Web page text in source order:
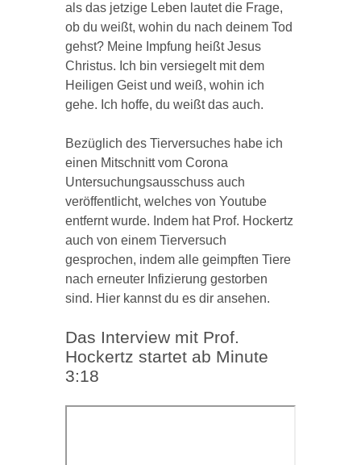
als das jetzige Leben lautet die Frage,
ob du weißt, wohin du nach deinem Tod
gehst? Meine Impfung heißt Jesus
Christus. Ich bin versiegelt mit dem
Heiligen Geist und weiß, wohin ich
gehe. Ich hoffe, du weißt das auch.
Bezüglich des Tierversuches habe ich
einen Mitschnitt vom Corona
Untersuchungsausschuss auch
veröffentlicht, welches von Youtube
entfernt wurde. Indem hat Prof. Hockertz
auch von einem Tierversuch
gesprochen, indem alle geimpften Tiere
nach erneuter Infizierung gestorben
sind. Hier kannst du es dir ansehen.
Das Interview mit Prof.
Hockertz startet ab Minute
3:18